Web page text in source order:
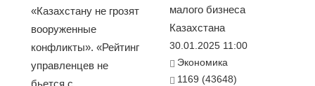
«Казахстану не грозят
вооруженные
конфликты». «Рейтинг
управленцев не
малого бизнеса
Казахстана
30.01.2025 11:00
Экономика
1169 (43648)